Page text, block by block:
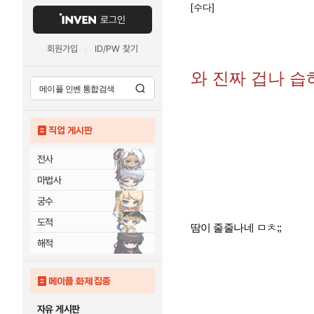
로그인
회원가입 ID/PW 찾기
직업 게시판
전사
마법사
궁수
도적
해적
메이플 화제 집중
자유 게시판
[수다]
와 진짜 겁나 습
땀이 줄줄나네 ㅁㅊ;;